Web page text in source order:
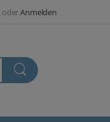
oderAnmelden